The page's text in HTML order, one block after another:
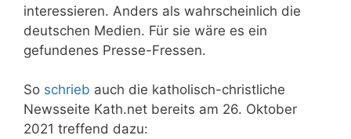
interessieren. Anders als wahrscheinlich die
deutschen Medien. Für sie wäre es ein
gefundenes Presse-Fressen.
So schrieb auch die katholisch-christliche
Newsseite Kath.net bereits am 26. Oktober
2021 treffend dazu: